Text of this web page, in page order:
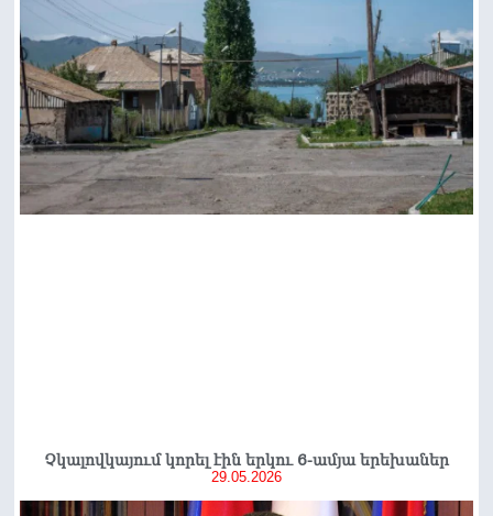
Չկալովկայում կորել էին երկու 6-ամյա երեխաներ
29.05.2026